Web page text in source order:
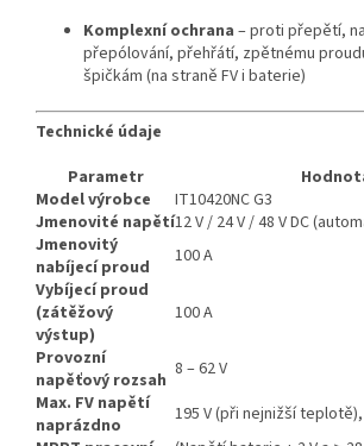
Komplexní ochrana – proti přepětí,
přepólování, přehřátí, zpětnému
špičkám (na straně FV i baterie)
Technické údaje
Parametr
Model výrobce
IT10420NC G3
Jmenovité napětí12 V / 24 V / 48 V DC
Jmenovitý
nabíjecí proud
100 A
Vybíjecí proud
(zátěžový
výstup)
100 A
Provozní
napěťový rozsah 8 – 62 V
Max. FV napětí
naprázdno
195 V (při nejnižší teplotě),